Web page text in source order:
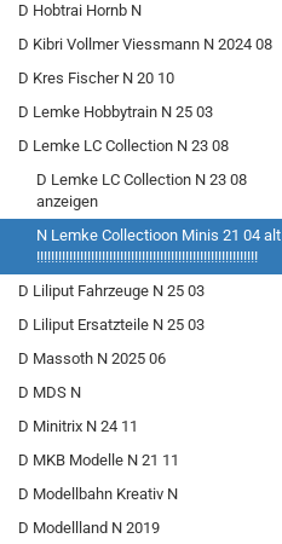
D Hobtrai Hornb N
D Kibri Vollmer Viessmann N 2024 08
D Kres Fischer N 20 10
D Lemke Hobbytrain N 25 03
D Lemke LC Collection N 23 08
D Lemke LC Collection N 23 08
anzeigen
N Lemke Collectioon Minis 21 04 alt
!!!!!!!!!!!!!!!!!!!!!!!!!!!!!!!!!!!!!!!!!!!!!!!!!!!!!!!!!!!!!
D Liliput Fahrzeuge N 25 03
D Liliput Ersatzteile N 25 03
D Massoth N 2025 06
D MDS N
D Minitrix N 24 11
D MKB Modelle N 21 11
D Modellbahn Kreativ N
D Modellland N 2019